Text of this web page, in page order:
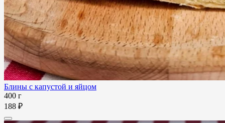
Блины с капустой и яйцом
400 г
188 ₽